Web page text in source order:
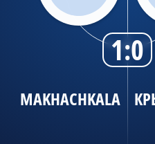
MAKHACHKALA
1:0